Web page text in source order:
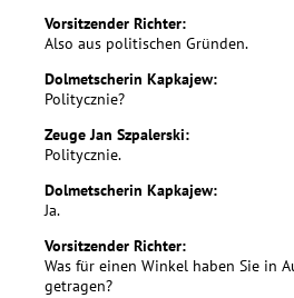
Vorsitzender Richter:
Also aus politischen Gründen.
Dolmetscherin Kapkajew:
Politycznie?
Zeuge Jan Szpalerski:
Politycznie.
Dolmetscherin Kapkajew:
Ja.
Vorsitzender Richter:
Was für einen Winkel haben Sie in
getragen?